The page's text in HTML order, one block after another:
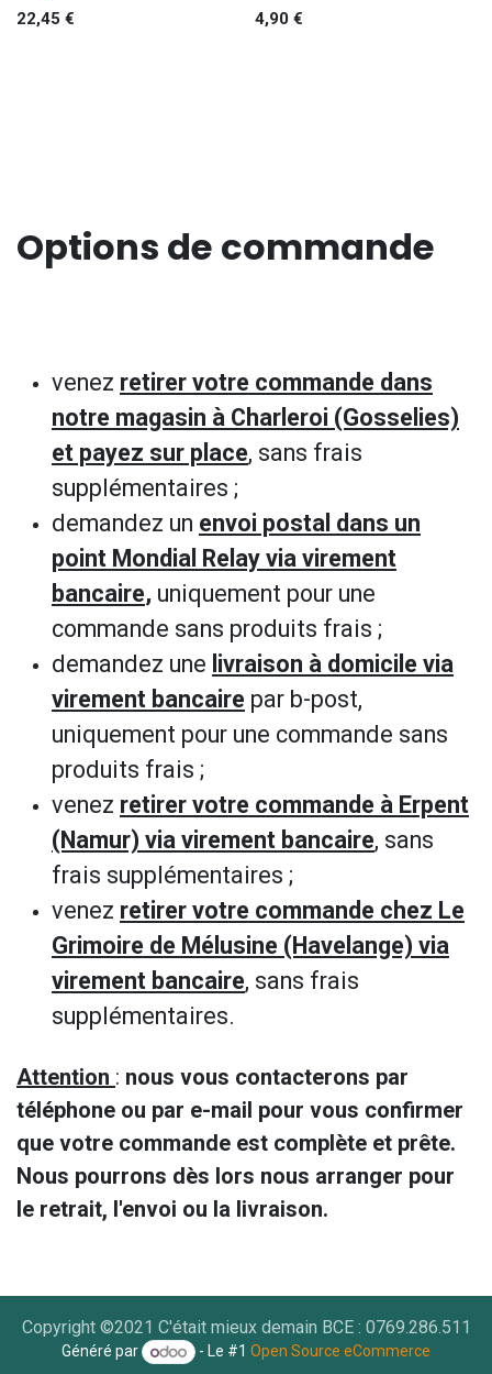
22,45 € 4,90€
Options de commande
venez retirer votre commande dans
notre magasin à Charleroi (Gosselies)
et payez sur place, sans frais
supplémentaires ;
demandez un envoi postal dans un
point Mondial Relay via virement
bancaire, uniquement pour une
commande sans produits frais ;
demandez une livraison à domicile via
virement bancaire par b-post,
uniquement pour une commande sans
produits frais ;
venez retirer votre commande à Erpent
(Namur) via virement bancaire, sans
frais supplémentaires ;
venez retirer votre commande chez Le
Grimoire de Mélusine (Havelange) via
virement bancaire, sans frais
supplémentaires.
Attention : nous vous contacterons par
téléphone ou par e-mail pour vous confirmer
que votre commande est complète et prête.
Nous pourrons dès lors nous arranger pour
le retrait, l'envoi ou la livraison.
Copyright ©2021 C'était mieux demain BCE : 0769.286.511
Généré par - Le #1 Open Source eCommerce